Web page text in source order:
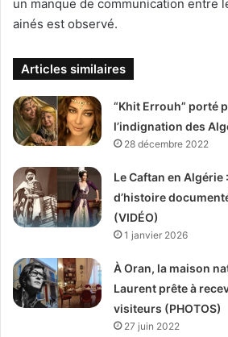
un manque de communication entre
ainés est observé.
Articles similaires
“Khit Errouh” porté
l’indignation des
28 décembre 2022
Le Caftan en Algérie
d’histoire
(VIDÉO)
1 janvier 2026
À Oran, la maison
Laurent prête à
visiteurs (PHOTOS)
27 juin 2022